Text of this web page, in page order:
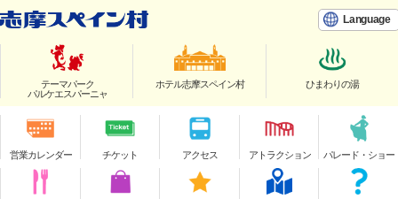
Language
テーマパーク
パルケエスパーニャ
ホテル志摩スペイン村 ひまわりの湯
営業カレンダー チケット アクセス アトラクション パレード・ショー